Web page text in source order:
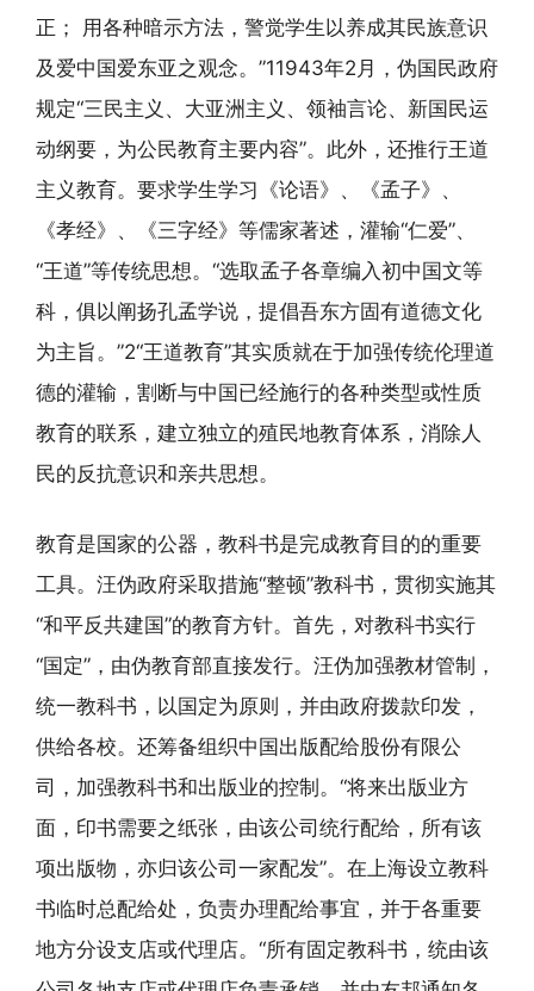
正； 用各种暗示方法，警觉学生以养成其民族意识
及爱中国爱东亚之观念。”11943年2月，伪国民政府
规定“三民主义、大亚洲主义、领袖言论、新国民运
动纲要，为公民教育主要内容”。此外，还推行王道
主义教育。要求学生学习《论语》、《孟子》、
《孝经》、《三字经》等儒家著述，灌输“仁爱”、
“王道”等传统思想。“选取孟子各章编入初中国文等
科，俱以阐扬孔孟学说，提倡吾东方固有道德文化
为主旨。”2“王道教育”其实质就在于加强传统伦理道
德的灌输，割断与中国已经施行的各种类型或性质
教育的联系，建立独立的殖民地教育体系，消除人
民的反抗意识和亲共思想。
教育是国家的公器，教科书是完成教育目的的重要
工具。汪伪政府采取措施“整顿”教科书，贯彻实施其
“和平反共建国”的教育方针。首先，对教科书实行
“国定”，由伪教育部直接发行。汪伪加强教材管制，
统一教科书，以国定为原则，并由政府拨款印发，
供给各校。还筹备组织中国出版配给股份有限公
司，加强教科书和出版业的控制。“将来出版业方
面，印书需要之纸张，由该公司统行配给，所有该
项出版物，亦归该公司一家配发”。在上海设立教科
书临时总配给处，负责办理配给事宜，并于各重要
地方分设支店或代理店。“所有固定教科书，统由该